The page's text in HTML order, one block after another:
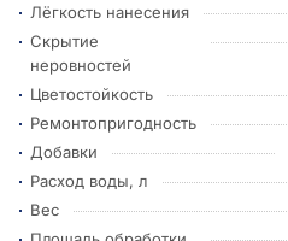
Лёгкость нанесения
Скрытие
неровностей
Цветостойкость
Ремонтопригодность
Добавки
Расход воды, л
Вес